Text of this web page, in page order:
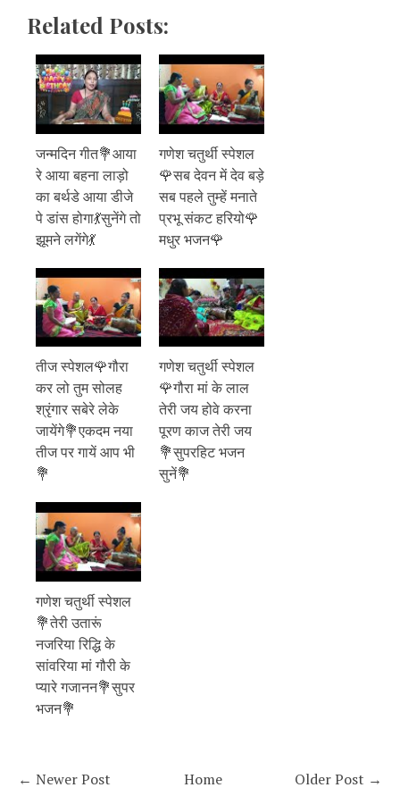
Related Posts:
जन्मदिन गीत💐आया
रे आया बहना लाड़ो
का बर्थडे आया डीजे
पे डांस होगा💃सुनेंगे तो
झूमने लगेंगे💃
गणेश चतुर्थी स्पेशल
🌹सब देवन में देव बड़े
सब पहले तुम्हें मनाते
प्रभू संकट हरियो🌹
मधुर भजन🌹
तीज स्पेशल🌹गौरा
कर लो तुम सोलह
श्रृंगार सबेरे लेके
जायेंगे💐एकदम नया
तीज पर गायें आप भी
💐
गणेश चतुर्थी स्पेशल
🌹गौरा मां के लाल
तेरी जय होवे करना
पूरण काज तेरी जय
💐सुपरहिट भजन
सुनें💐
गणेश चतुर्थी स्पेशल
💐तेरी उतारूं
नजरिया रिद्धि के
सांवरिया मां गौरी के
प्यारे गजानन💐सुपर
भजन💐
← Newer Post Older Post →
Home